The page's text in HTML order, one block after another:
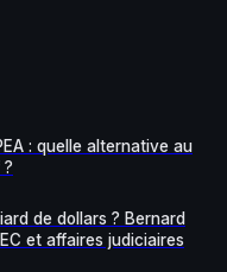
: quelle alternative au
de dollars ? Bernard
et affaires judiciaires